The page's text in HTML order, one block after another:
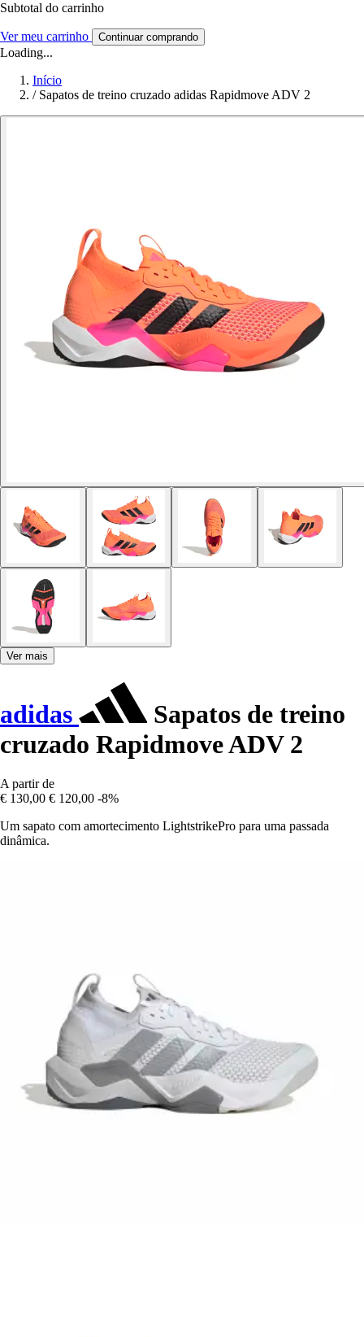
Subtotal do carrinho
Ver meu carrinho Continuar comprando
Loading...
Início
/ Sapatos de treino cruzado adidas Rapidmove ADV 2
Ver mais
adidas
Sapatos de treino
cruzado Rapidmove ADV 2
A partir de
€ 130,00 € 120,00 -8%
Um sapato com amortecimento LightstrikePro para uma passada
dinâmica.